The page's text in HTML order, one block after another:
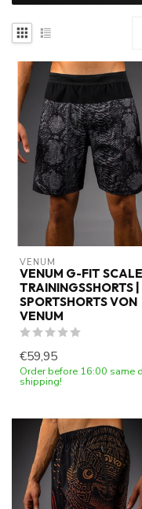
VENUM
VENUM G-FIT
TRAININGSSHORTS |
SPORTSHORTS VON
VENUM
€59,95
Order before 16:00 same
shipping!